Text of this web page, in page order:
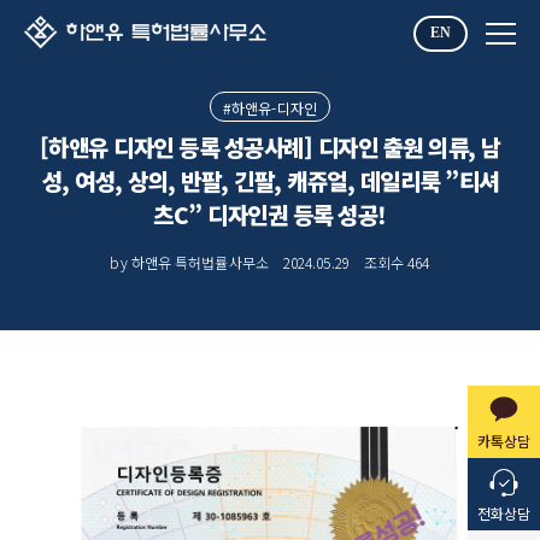
EN
카톡상담
전화상담
#하앤유-디자인
[하앤유 디자인 등록 성공사례] 디자인 출원 의류, 남
성, 여성, 상의, 반팔, 긴팔, 캐쥬얼, 데일리룩 ”티셔
츠C” 디자인권 등록 성공!
by 하앤유 특허법률사무소 2024.05.29 조회수464